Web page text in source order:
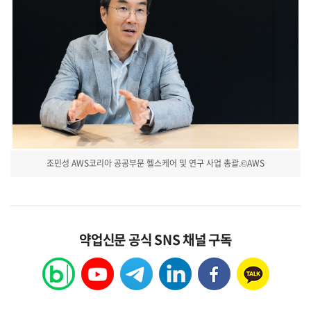
조민성 AWS코리아 공공부문 헬스케어 및 연구 사업 총괄.©AWS
약업신문 공식 SNS 채널 구독